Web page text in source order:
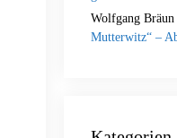
Wolfgang Bräun
Mutterwitz“ –